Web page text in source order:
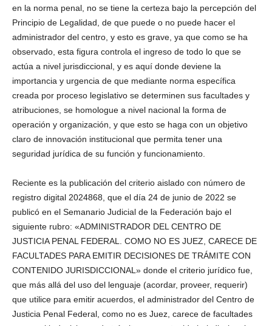
en la norma penal, no se tiene la certeza bajo la percepción del
Principio de Legalidad, de que puede o no puede hacer el
administrador del centro, y esto es grave, ya que como se ha
observado, esta figura controla el ingreso de todo lo que se
actúa a nivel jurisdiccional, y es aquí donde deviene la
importancia y urgencia de que mediante norma específica
creada por proceso legislativo se determinen sus facultades y
atribuciones, se homologue a nivel nacional la forma de
operación y organización, y que esto se haga con un objetivo
claro de innovación institucional que permita tener una
seguridad jurídica de su función y funcionamiento.
Reciente es la publicación del criterio aislado con número de
registro digital 2024868, que el día 24 de junio de 2022 se
publicó en el Semanario Judicial de la Federación bajo el
siguiente rubro: «ADMINISTRADOR DEL CENTRO DE
JUSTICIA PENAL FEDERAL. COMO NO ES JUEZ, CARECE DE
FACULTADES PARA EMITIR DECISIONES DE TRÁMITE CON
CONTENIDO JURISDICCIONAL» donde el criterio jurídico fue,
que más allá del uso del lenguaje (acordar, proveer, requerir)
que utilice para emitir acuerdos, el administrador del Centro de
Justicia Penal Federal, como no es Juez, carece de facultades